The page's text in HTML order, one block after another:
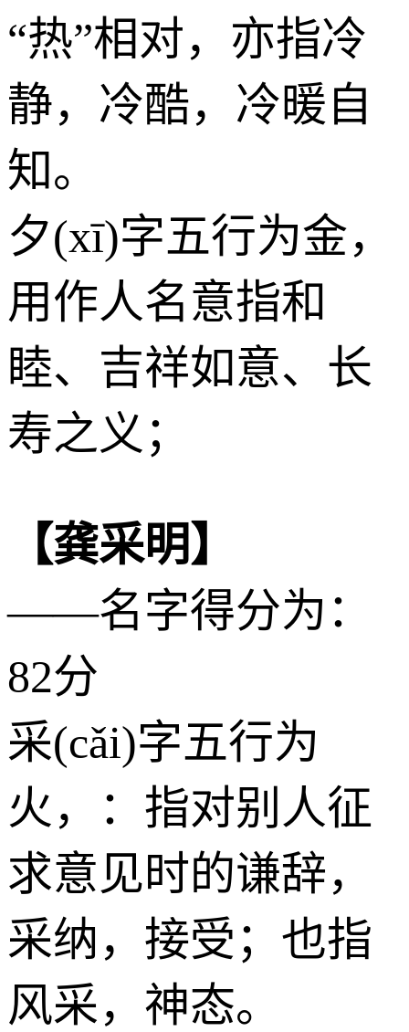
“热”相对，亦指冷
静，冷酷，冷暖自
知。
夕(xī)字五行为金，
用作人名意指和
睦、吉祥如意、长
寿之义；
【龚采明】
——名字得分为：
82分
采(cǎi)字五行为
火 ，：指对别人征
求意见时的谦辞，
采纳，接受；也指
风采，神态。